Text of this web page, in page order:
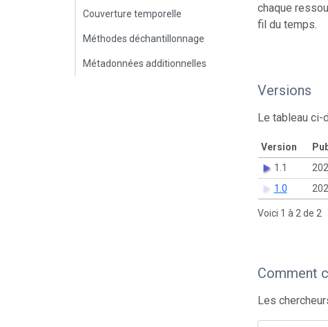
Couverture temporelle
Méthodes déchantillonnage
Métadonnées additionnelles
chaque
fil du temps.
Versions
Le tableau ci-
Version
1.1
1.0
Voici 1 à 2 de 2
Comment
Les